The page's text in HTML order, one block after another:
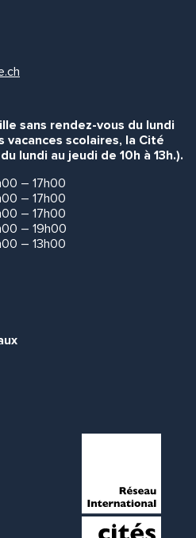
sans rendez-vous du lundi
vacances scolaires, la Cité
lundi au jeudi de 10h à 13h.).
– 17h00
– 17h00
– 17h00
– 19h00
– 13h00